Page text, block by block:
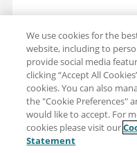
分享：电子邮件
推
We use cookies for the
website, including to
provide social media
clicking “Accept All
cookies. You can also
the "Cookie Preferences"
would like to accept. For
cookies please visit our
Statement